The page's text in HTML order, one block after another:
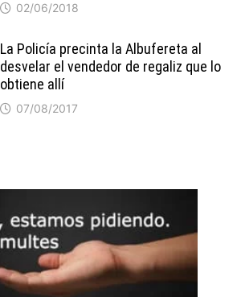
02/06/2018
La Policía precinta la Albufereta al
desvelar el vendedor de regaliz que lo
obtiene allí
07/08/2017